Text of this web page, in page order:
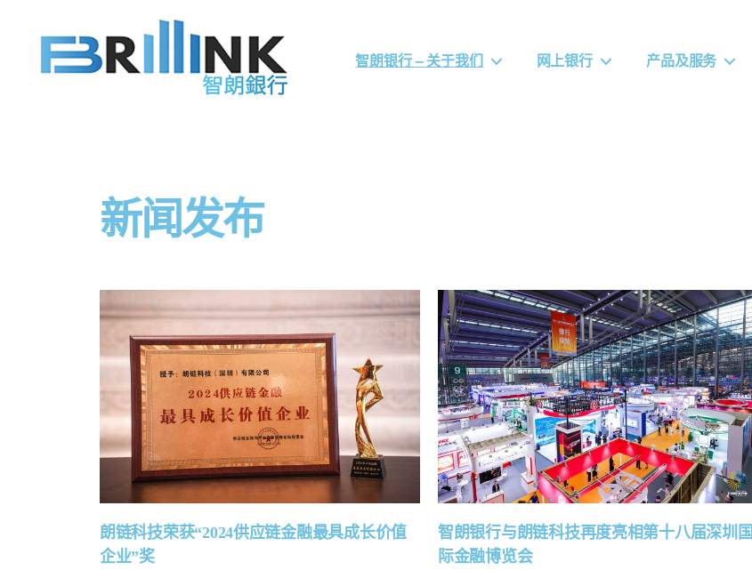
智朗银行 – 关于我们 网上银行 产品及服务
新闻发布
朗链科技荣获“2024供应链金融最具成长价值
企业”奖
智朗银行与朗链科技再度亮相第十八届深圳国
际金融博览会